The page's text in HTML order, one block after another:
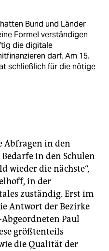
Bund und Länder
Formel verständigen
die digitale
darf. Am 15.
schließlich für die nötige
Länder 10 Prozent der
– in Berlin also 26
darf in ­WLAN,
Um die
und die Fortbildung
die Länder selbst
Abfragen in den
in den Schulen
wieder die nächste“,
in der
zuständig. Erst im
Antwort der Bezirke
Paul
größtenteils
die Qualität der